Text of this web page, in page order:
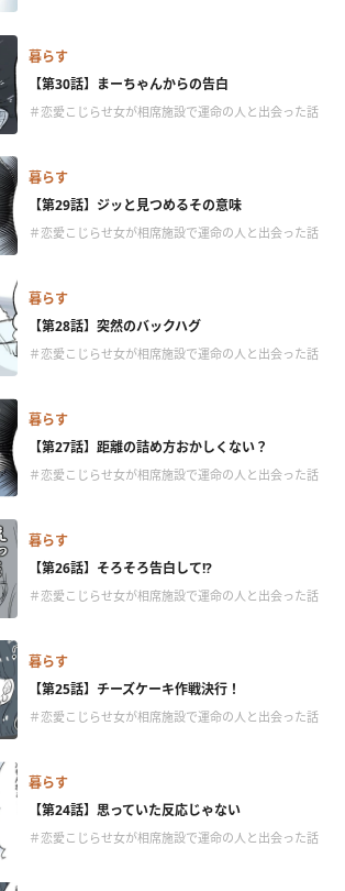
暮らす
【第30話】まーちゃんからの告白
＃恋愛こじらせ女が相席施設で運命の人と出会った話
暮らす
【第29話】ジッと見つめるその意味
＃恋愛こじらせ女が相席施設で運命の人と出会った話
暮らす
【第28話】突然のバックハグ
＃恋愛こじらせ女が相席施設で運命の人と出会った話
暮らす
【第27話】距離の詰め方おかしくない？
＃恋愛こじらせ女が相席施設で運命の人と出会った話
暮らす
【第26話】そろそろ告白して!?
＃恋愛こじらせ女が相席施設で運命の人と出会った話
暮らす
【第25話】チーズケーキ作戦決行！
＃恋愛こじらせ女が相席施設で運命の人と出会った話
暮らす
【第24話】思っていた反応じゃない
＃恋愛こじらせ女が相席施設で運命の人と出会った話